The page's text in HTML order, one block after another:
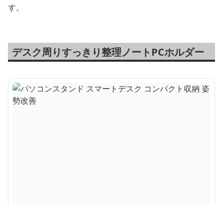
す。
デスク周りすっきり整理ノートPCホルダー